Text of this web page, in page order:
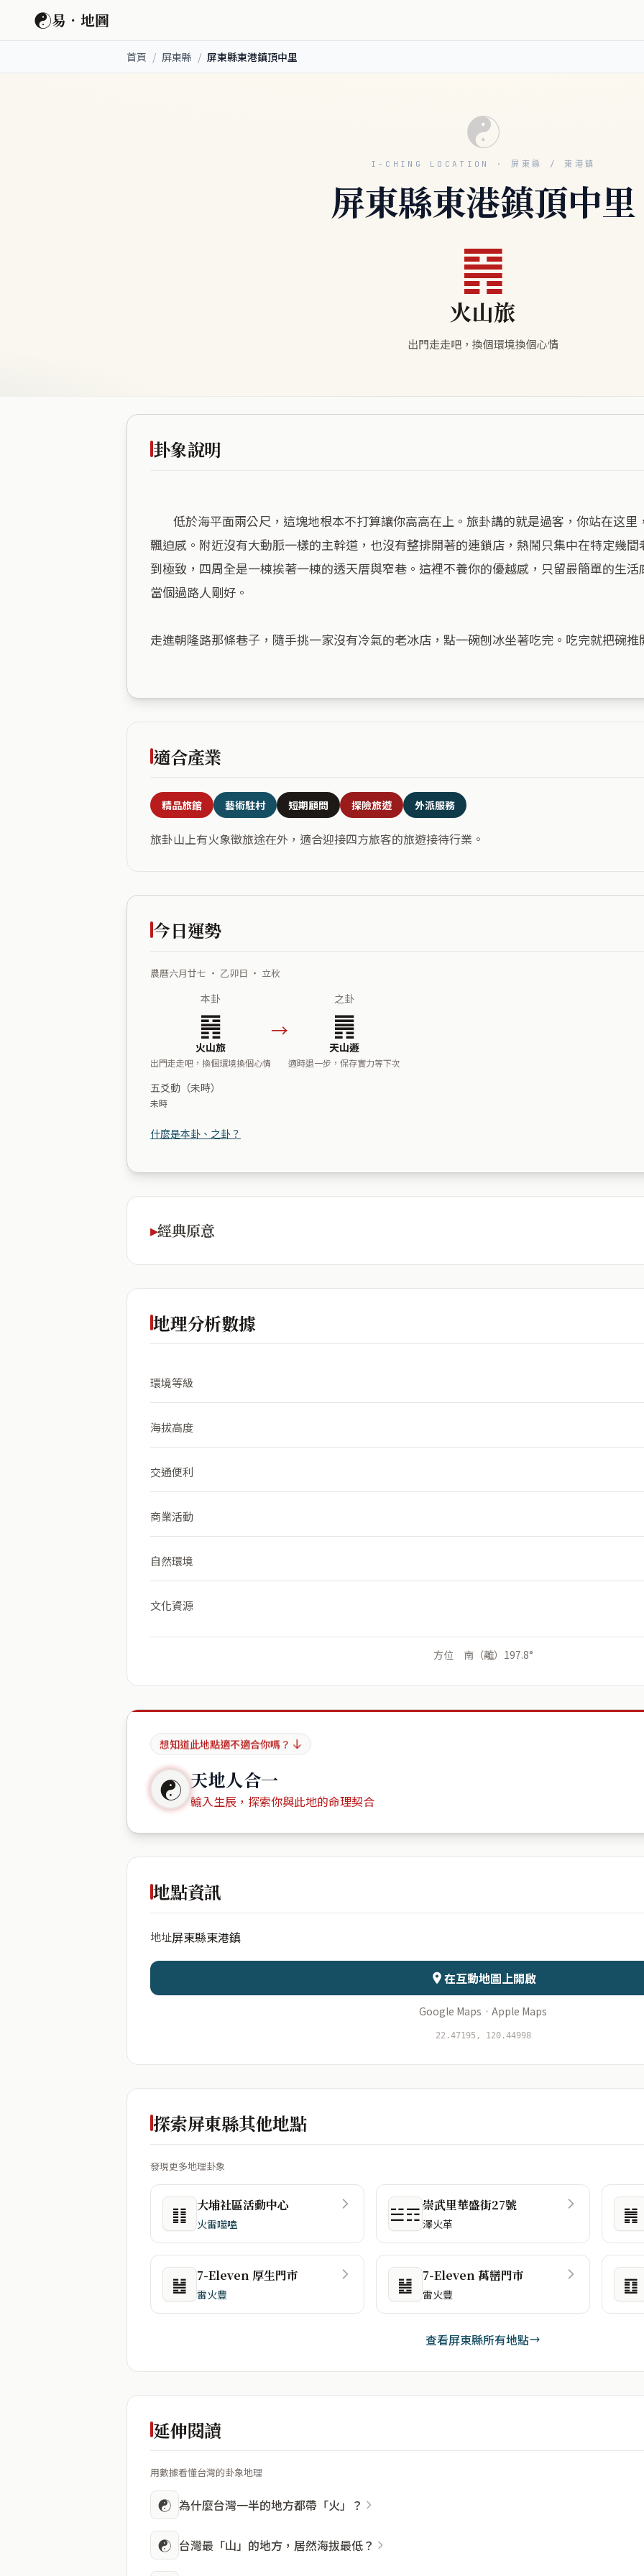
☯易．地圖
首頁 / 屏東縣 / 屏東縣東港鎮頂中里
☯
I-CHING LOCATION · 屏東縣 / 東港鎮
屏東縣東港鎮頂中里
䷷
火山旅
出門走走吧，換個環境換個心情
卦象說明
飄迫感。附近沒有大動脈一樣的主幹道，也沒有整排開著的連鎖店，熱鬧只集中在特定幾
到極致，四周全是一棟挨著一棟的透天厝與窄巷。這裡不養你的優越感，只留最簡單的生
當個過路人剛好。
走進朝隆路那條巷子，隨手挑一家沒有冷氣的老冰店，點一碗刨冰坐著吃完。吃完就把碗
適合產業
精品旅館 藝術駐村 短期顧問 探險旅遊 外派服務
旅卦山上有火象徵旅途在外，適合迎接四方旅客的旅遊接待行業。
今日運勢
農曆六月廿七 ・ 乙卯日 ・ 立秋
本卦
䷷
火山旅
出門走走吧，換個環境換個心情
→
之卦
䷠
天山遯
適時退一步，保存實力等下次
五爻動（未時）
未時
什麼是本卦、之卦？
經典原意
地理分析數據
環境等級
海拔高度
交通便利
商業活動
自然環境
文化資源
方位 南（離）197.8°
想知道此地點適不適合你嗎？
☯ 天地人合一
輸入生辰，探索你與此地的命理契合
地點資訊
地址屏東縣東港鎮
在互動地圖上開啟
Google Maps · Apple Maps
22.47195, 120.44998
探索屏東縣其他地點
發現更多地理卦象
䷁ 大埔社區活動中心
火雷噬嗑 ☱☶崇武里華盛街27號
澤火革 ䷞
䷶ 7-Eleven 厚生門市
雷火豐 ䷶ 7-Eleven 萬巒門市
雷火豐 ䷚
查看屏東縣所有地點
延伸閱讀
用數據看懂台灣的卦象地理
☯ 為什麼台灣一半的地方都帶「火」？
☯ 台灣最「山」的地方，居然海拔最低？